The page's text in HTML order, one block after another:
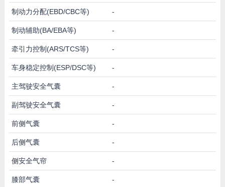
制动力分配(EBD/CBC等) -
制动辅助(BA/EBA等) -
牵引力控制(ARS/TCS等) -
车身稳定控制(ESP/DSC等) -
主驾驶安全气囊 -
副驾驶安全气囊 -
前侧气囊 -
后侧气囊 -
侧安全气帘 -
膝部气囊 -